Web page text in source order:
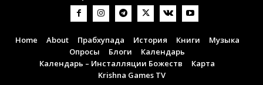
Home About Прабхупада История Книги
Музыка
Опросы
Блоги
Календарь
Календарь – Инсталляции Божеств
Карта
Krishna Games TV